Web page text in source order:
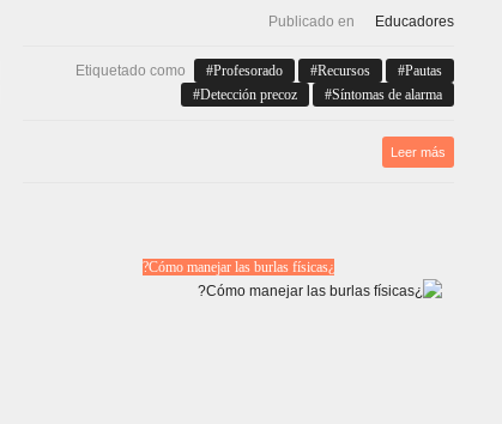
Publicado en Educadores
Etiquetado como Profesorado Recursos
Pautas
Detección precoz
Síntomas de alarma
Leer más
¿Cómo manejar las burlas físicas?